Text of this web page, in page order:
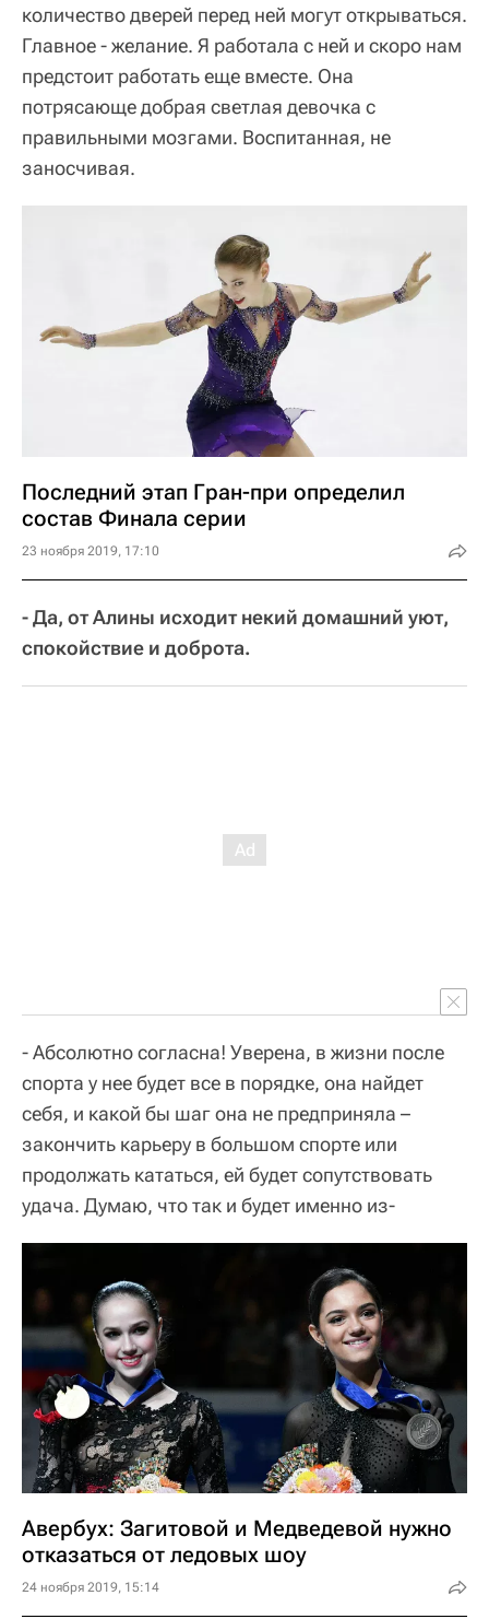
количество дверей перед ней могут открываться.
Главное - желание. Я работала с ней и скоро нам
предстоит работать еще вместе. Она
потрясающе добрая светлая девочка с
правильными мозгами. Воспитанная, не
заносчивая.
Последний этап Гран-при определил
состав Финала серии
23 ноября 2019, 17:10
- Да, от Алины исходит некий домашний уют,
спокойствие и доброта.
- Абсолютно согласна! Уверена, в жизни после
спорта у нее будет все в порядке, она найдет
себя, и какой бы шаг она не предприняла –
закончить карьеру в большом спорте или
продолжать кататься, ей будет сопутствовать
удача. Думаю, что так и будет именно из-
Авербух: Загитовой и Медведевой нужно
отказаться от ледовых шоу
24 ноября 2019, 15:14